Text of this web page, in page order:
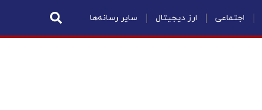
اجتماعی ارز دیجیتال سایر رسانه‌ها